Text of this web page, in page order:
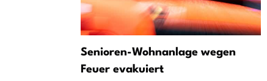
Senioren-Wohnanlage wegen
Feuer evakuiert